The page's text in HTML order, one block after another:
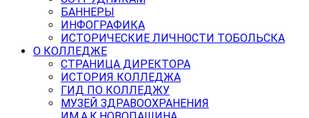
БАННЕРЫ
ИНФОГРАФИКА
ИСТОРИЧЕСКИЕ ЛИЧНОСТИ ТОБОЛЬСКА
О КОЛЛЕДЖЕ
СТРАНИЦА ДИРЕКТОРА
ИСТОРИЯ КОЛЛЕДЖА
ГИД ПО КОЛЛЕДЖУ
МУЗЕЙ ЗДРАВООХРАНЕНИЯ